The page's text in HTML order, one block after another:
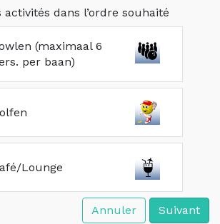
activités dans l’ordre souhaité
(maximaal 6
per baan)
Lounge
Annuler Suivant